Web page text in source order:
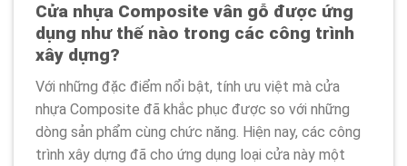
Cửa nhựa Composite vân gỗ được ứng
dụng như thế nào trong các công trình
xây dựng?
Với những đặc điểm nổi bật, tính ưu việt mà cửa
nhựa Composite đã khắc phục được so với những
dòng sản phẩm cùng chức năng. Hiện nay, các công
trình xây dựng đã cho ứng dụng loại cửa này một